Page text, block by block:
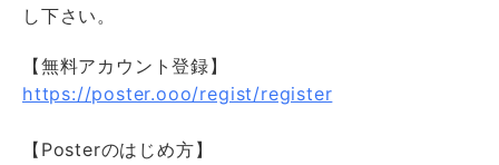
し下さい。
【無料アカウント登録】
https://poster.ooo/regist/register
【Posterのはじめ方】